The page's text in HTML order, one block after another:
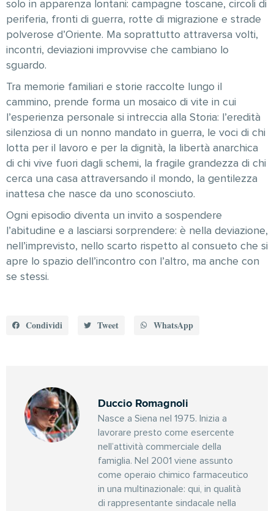
solo in apparenza lontani: campagne toscane, circoli di
periferia, fronti di guerra, rotte di migrazione e strade
polverose d’Oriente. Ma soprattutto attraversa volti,
incontri, deviazioni improvvise che cambiano lo
sguardo.
Tra memorie familiari e storie raccolte lungo il
cammino, prende forma un mosaico di vite in cui
l’esperienza personale si intreccia alla Storia: l’eredità
silenziosa di un nonno mandato in guerra, le voci di chi
lotta per il lavoro e per la dignità, la libertà anarchica
di chi vive fuori dagli schemi, la fragile grandezza di chi
cerca una casa attraversando il mondo, la gentilezza
inattesa che nasce da uno sconosciuto.
Ogni episodio diventa un invito a sospendere
l’abitudine e a lasciarsi sorprendere: è nella deviazione,
nell’imprevisto, nello scarto rispetto al consueto che si
apre lo spazio dell’incontro con l’altro, ma anche con
se stessi.
Condividi Tweet WhatsApp
Duccio Romagnoli
Nasce a Siena nel 1975. Inizia a
lavorare presto come esercente
nell’attività commerciale della
famiglia. Nel 2001 viene assunto
come operaio chimico farmaceutico
in una multinazionale: qui, in qualità
di rappresentante sindacale nella